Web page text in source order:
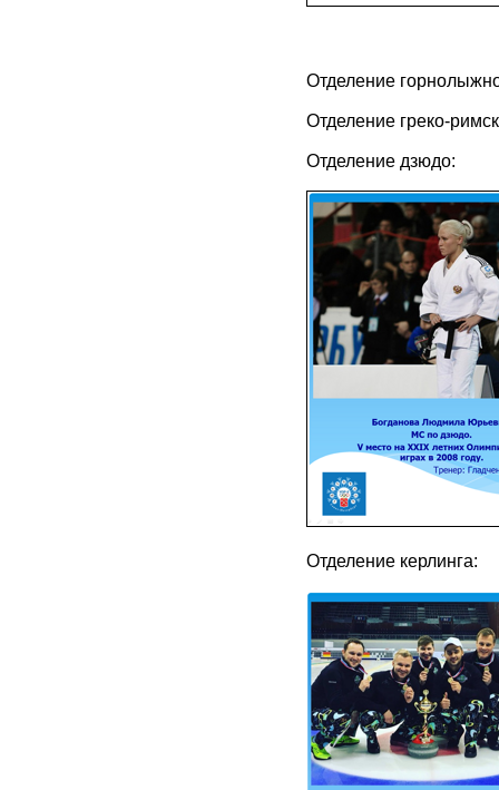
Отделение
Отделение греко-
Отделение дзюдо:
Отделение керлинга: